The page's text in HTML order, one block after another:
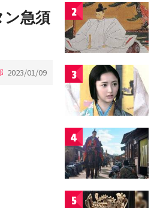
ン急須
2023/01/09
2
3
4
5